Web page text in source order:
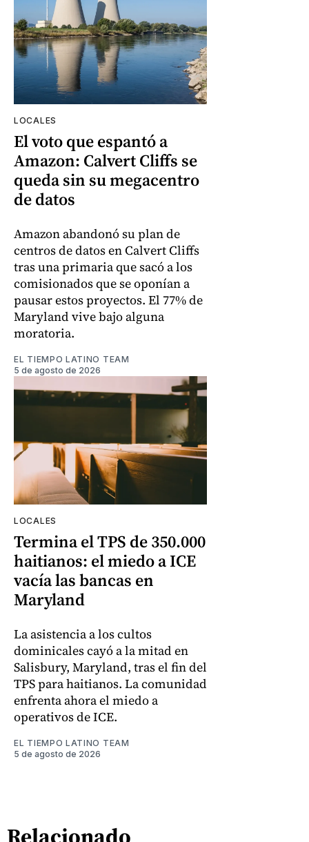
LOCALES
El voto que espantó a
Amazon: Calvert Cliffs se
queda sin su megacentro
de datos
Amazon abandonó su plan de
centros de datos en Calvert Cliffs
tras una primaria que sacó a los
comisionados que se oponían a
pausar estos proyectos. El 77% de
Maryland vive bajo alguna
moratoria.
EL TIEMPO LATINO TEAM
5 de agosto de 2026
LOCALES
Termina el TPS de 350.000
haitianos: el miedo a ICE
vacía las bancas en
Maryland
La asistencia a los cultos
dominicales cayó a la mitad en
Salisbury, Maryland, tras el fin del
TPS para haitianos. La comunidad
enfrenta ahora el miedo a
operativos de ICE.
EL TIEMPO LATINO TEAM
5 de agosto de 2026